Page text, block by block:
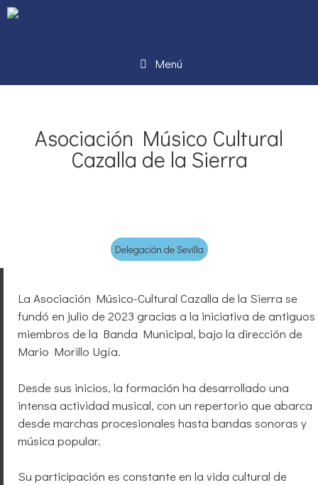
Menú
Asociación Músico Cultural
Cazalla de la Sierra
Delegación de Sevilla
La Asociación Músico-Cultural Cazalla de la Sierra se
fundó en julio de 2023 gracias a la iniciativa de antiguos
miembros de la Banda Municipal, bajo la dirección de
Mario Morillo Ugía.
Desde sus inicios, la formación ha desarrollado una
intensa actividad musical, con un repertorio que abarca
desde marchas procesionales hasta bandas sonoras y
música popular.
Su participación es constante en la vida cultural de